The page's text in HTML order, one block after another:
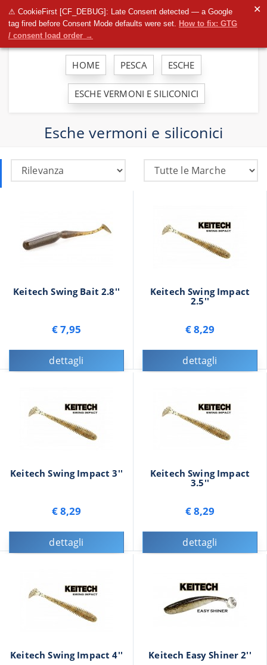
⚠ CookieFirst [CF_DEBUG]: Late Consent detected — a Google
tag fired before Consent Mode defaults were set. How to fix: GTG
/ consent load order →
✕
HOME PESCA ESCHE
ESCHE VERMONI E SILICONICI
Esche vermoni e siliconici
Keitech Swing Bait 2.8''
€ 7,95
dettagli
Keitech Swing Impact
2.5''
€ 8,29
dettagli
Keitech Swing Impact 3''
€ 8,29
dettagli
Keitech Swing Impact
3.5''
€ 8,29
dettagli
Keitech Swing Impact 4'' Keitech Easy Shiner 2''